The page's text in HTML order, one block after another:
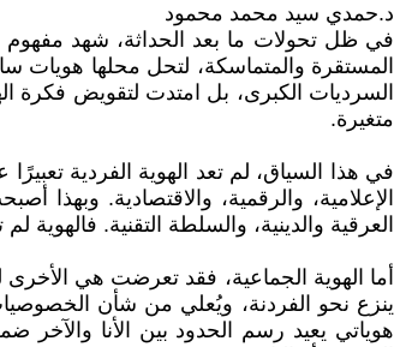
د.حمدي سيد محمد محمود
في ظل تحولات ما بعد الحداثة، شهد مفهوم
المستقرة والمتماسكة، لتحل محلها هويات
السرديات الكبرى، بل امتدت لتقويض فكرة
متغيرة.
في هذا السياق، لم تعد الهوية الفردية
الإعلامية، والرقمية، والاقتصادية. وبهذا
العرقية والدينية، والسلطة التقنية.
أما الهوية الجماعية، فقد تعرضت هي
ينزع نحو الفردنة، ويُعلي من شأن
هوياتي يعيد رسم الحدود بين الأنا والآخر